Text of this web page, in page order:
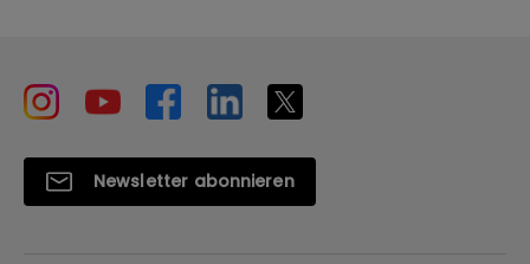
Newsletter abonnieren